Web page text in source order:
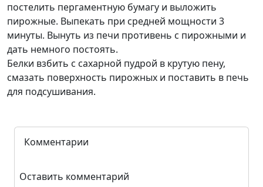
постелить пергаментную бумагу и выложить
пирожные. Выпекать при средней мощности 3
минуты. Вынуть из печи противень с пирожными и
дать немного постоять.
Белки взбить с сахарной пудрой в крутую пену,
смазать поверхность пирожных и поставить в печь
для подсушивания.
Комментарии
Оставить комментарий